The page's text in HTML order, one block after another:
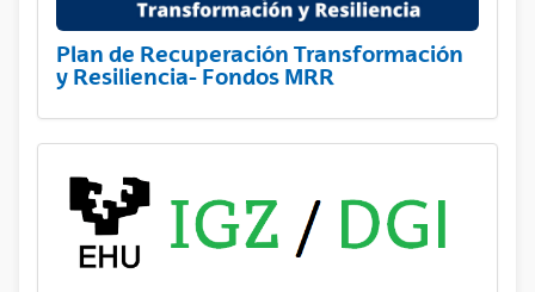
Plan de Recuperación Transformación
y Resiliencia- Fondos MRR